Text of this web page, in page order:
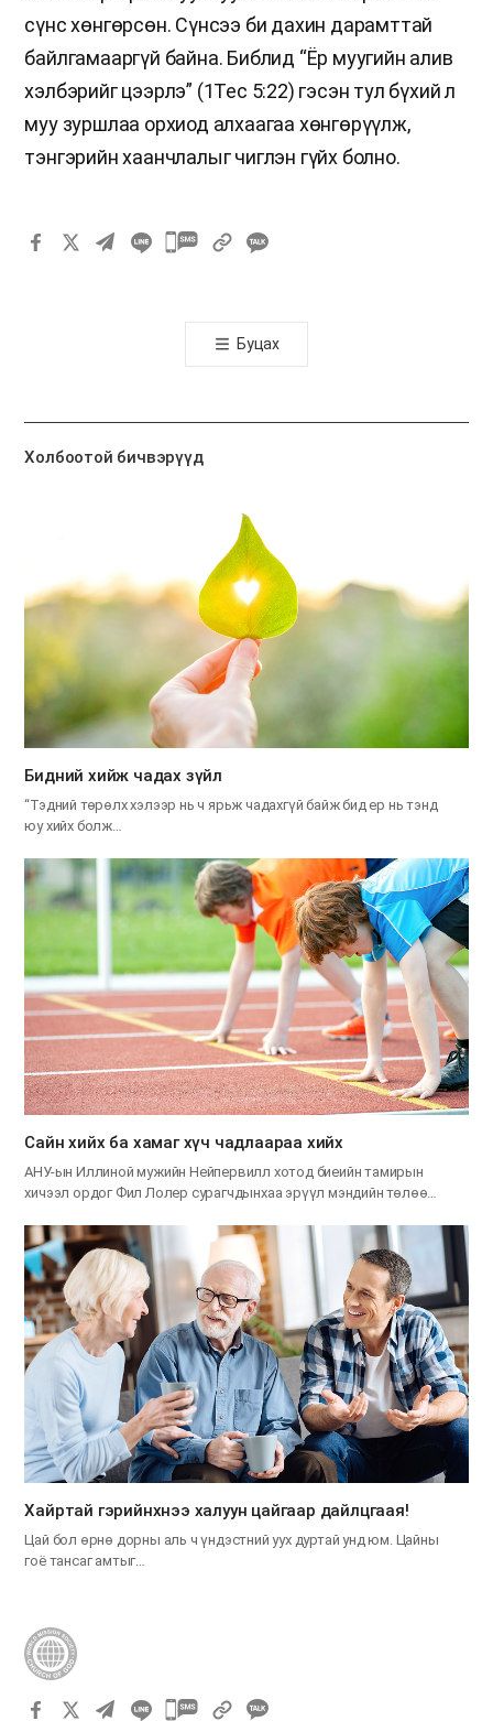
сүнс хөнгөрсөн. Сүнсээ би дахин дарамттай
байлгамааргүй байна. Библид “Ёр муугийн алив
хэлбэрийг цээрлэ” (1Тес 5:22) гэсэн тул бүхий л
муу зуршлаа орхиод алхаагаа хөнгөрүүлж,
тэнгэрийн хаанчлалыг чиглэн гүйх болно.
카
톡
공
기
Буцах
Холбоотой бичвэрүүд
​Бидний хийж чадах зүйл
“Тэдний төрөлх хэлээр нь ч ярьж чадахгүй байж бид ер нь тэнд
юу хийх болж…
Сайн хийх ба хамаг хүч чадлаараа хийх
АНУ-ын Иллиной мужийн Нейпервилл хотод биеийн тамирын
хичээл ордог Фил Лолер сурагчдынхаа эрүүл мэндийн төлөө…
Хайртай гэрийнхнээ халуун цайгаар дайлцгаая!
Цай бол өрнө дорны аль ч үндэстний уух дуртай унд юм. Цайны
гоё тансаг амтыг…
카